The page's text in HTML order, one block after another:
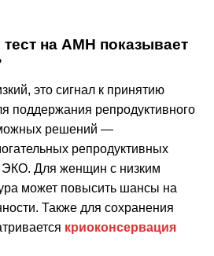
на AMH показывает
это сигнал к принятию
поддержания репродуктивного
решений —
репродуктивных
ЭКО. Для женщин с низким
может повысить шансы на
Также для сохранения
криоконсервация